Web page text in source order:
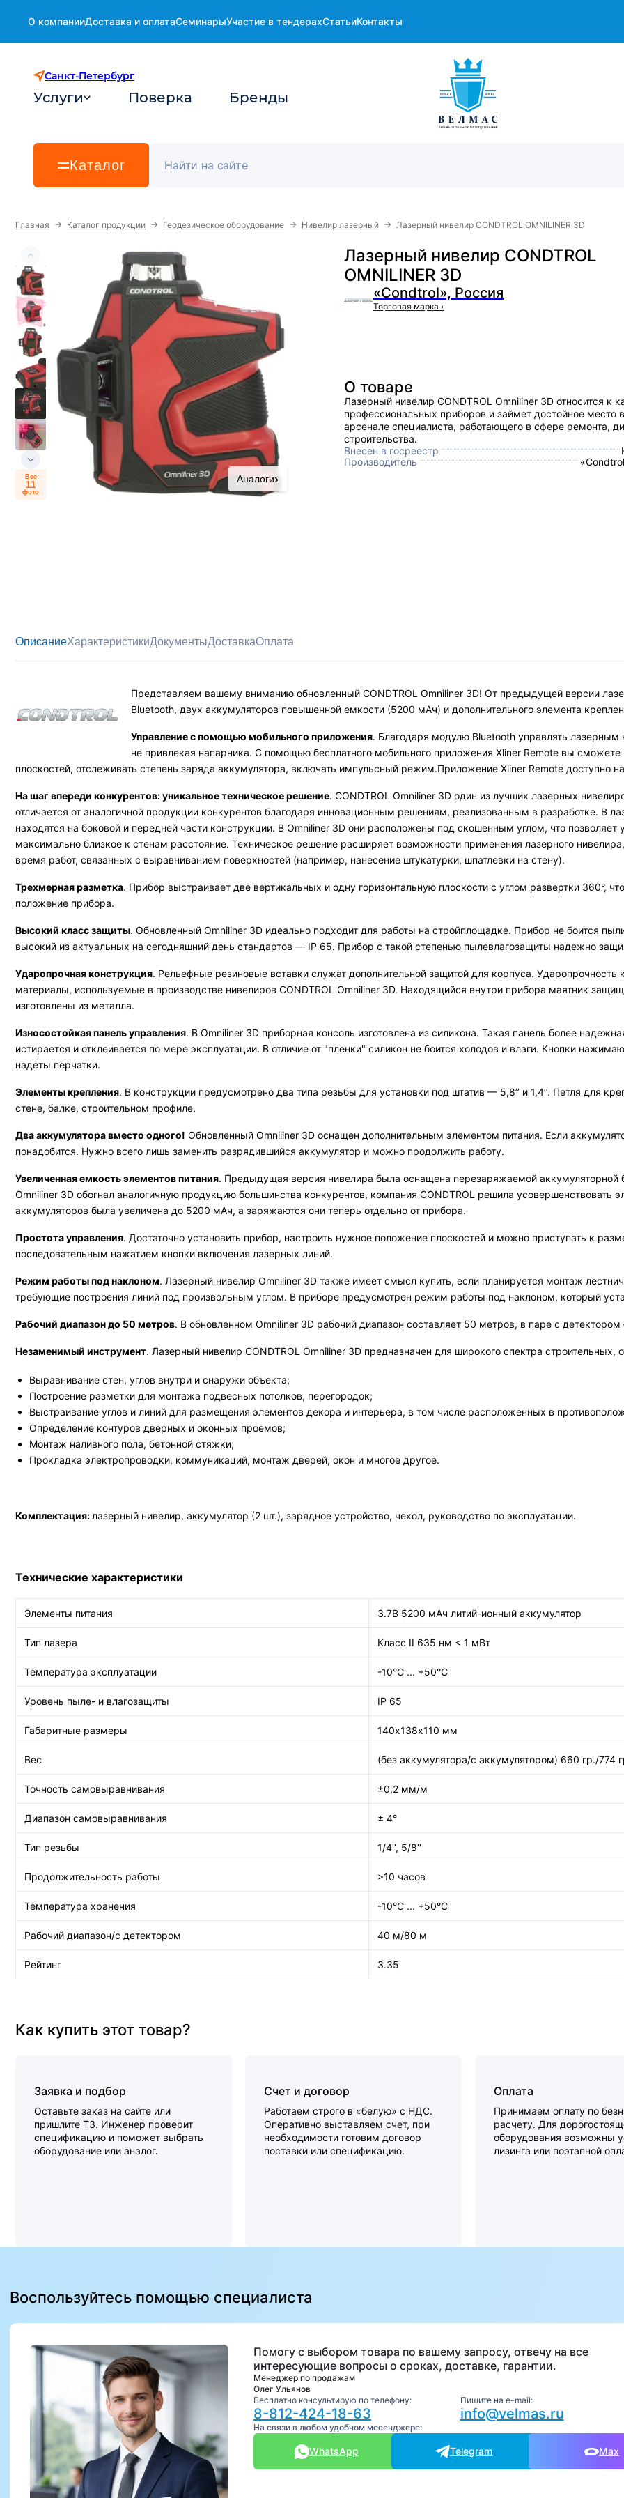
О компанииДоставка и оплатаСеминарыУчастие в тендерахСтатьиКонтакты
Санкт-Петербург
Услуги Поверка Бренды
Каталог
Главная → Каталог продукции → Геодезическое оборудование → Нивелир лазерный → Лазерный нивелир CONDTROL OMNILINER 3D
Лазерный нивелир CONDTROL
OMNILINER 3D
«Condtrol», Россия
Торговая марка ›
Все
11
фото
Аналоги›
О товаре
Лазерный нивелир CONDTROL Omniliner 3D относится к
профессиональных приборов и займет достойное место в
арсенале специалиста, работающего в сфере ремонта,
строительства.
Внесен в госреестр
Производитель
ОписаниеХарактеристикиДокументыДоставкаОплата
Представляем вашему вниманию обновленный CONDTROL Omniliner 3D! От предыдущей версии
Bluetooth, двух аккумуляторов повышенной емкости (5200 мАч) и дополнительного элемента
Управление с помощью мобильного приложения. Благодаря модулю Bluetooth управлять
не привлекая напарника. С помощью бесплатного мобильного приложения Xliner Remote вы
плоскостей, отслеживать степень заряда аккумулятора, включать импульсный режим.Приложение Xliner Remote доступно
На шаг впереди конкурентов: уникальное техническое решение. CONDTROL Omniliner 3D один из лучших лазерных
отличается от аналогичной продукции конкурентов благодаря инновационным решениям, реализованным в разработке. В
находятся на боковой и передней части конструкции. В Omniliner 3D они расположены под скошенным углом, что позволяет
максимально близкое к стенам расстояние. Техническое решение расширяет возможности применения лазерного
время работ, связанных с выравниванием поверхностей (например, нанесение штукатурки, шпатлевки на стену).
Трехмерная разметка. Прибор выстраивает две вертикальных и одну горизонтальную плоскости с углом развертки 360°,
положение прибора.
Высокий класс защиты. Обновленный Omniliner 3D идеально подходит для работы на стройплощадке. Прибор не боится
высокий из актуальных на сегодняшний день стандартов — IP 65. Прибор с такой степенью пылевлагозащиты надежно
Ударопрочная конструкция. Рельефные резиновые вставки служат дополнительной защитой для корпуса.
материалы, используемые в производстве нивелиров CONDTROL Omniliner 3D. Находящийся внутри прибора маятник
изготовлены из металла.
Износостойкая панель управления. В Omniliner 3D приборная консоль изготовлена из силикона. Такая панель более
истирается и отклеивается по мере эксплуатации. В отличие от "пленки" силикон не боится холодов и влаги. Кнопки
надеты перчатки.
Элементы крепления. В конструкции предусмотрено два типа резьбы для установки под штатив — 5,8’’ и 1,4’’. Петля для
стене, балке, строительном профиле.
Два аккумулятора вместо одного! Обновленный Omniliner 3D оснащен дополнительным элементом питания. Если
понадобится. Нужно всего лишь заменить разрядившийся аккумулятор и можно продолжить работу.
Увеличенная емкость элементов питания. Предыдущая версия нивелира была оснащена перезаряжаемой аккумуляторной
Omniliner 3D обогнал аналогичную продукцию большинства конкурентов, компания CONDTROL решила усовершенствовать
аккумуляторов была увеличена до 5200 мАч, а заряжаются они теперь отдельно от прибора.
Простота управления. Достаточно установить прибор, настроить нужное положение плоскостей и можно приступать к
последовательным нажатием кнопки включения лазерных линий.
Режим работы под наклоном. Лазерный нивелир Omniliner 3D также имеет смысл купить, если планируется монтаж
требующие построения линий под произвольным углом. В приборе предусмотрен режим работы под наклоном, который
Рабочий диапазон до 50 метров. В обновленном Omniliner 3D рабочий диапазон составляет 50 метров, в паре с
Незаменимый инструмент. Лазерный нивелир CONDTROL Omniliner 3D предназначен для широкого спектра строительных,
Выравнивание стен, углов внутри и снаружи объекта;
Построение разметки для монтажа подвесных потолков, перегородок;
Выстраивание углов и линий для размещения элементов декора и интерьера, в том числе расположенных в
Определение контуров дверных и оконных проемов;
Монтаж наливного пола, бетонной стяжки;
Прокладка электропроводки, коммуникаций, монтаж дверей, окон и многое другое.
Комплектация: лазерный нивелир, аккумулятор (2 шт.), зарядное устройство, чехол, руководство по эксплуатации.
Технические характеристики
Элементы питания 3.7В 5200 мАч литий-ионный аккумулятор
Тип лазера Класс II 635 нм < 1 мВт
Температура эксплуатации -10°C ... +50°C
Уровень пыле- и влагозащиты IP 65
Габаритные размеры 140х138х110 мм
Вес (без аккумулятора/с аккумулятором) 660 гр./774
Точность самовыравнивания ±0,2 мм/м
Диапазон самовыравнивания ± 4°
Тип резьбы 1/4’’, 5/8’’
Продолжительность работы >10 часов
Температура хранения -10°C ... +50°C
Рабочий диапазон/с детектором 40 м/80 м
Рейтинг 3.35
Как купить этот товар?
Заявка и подбор
Оставьте заказ на сайте или
пришлите ТЗ. Инженер проверит
спецификацию и поможет выбрать
оборудование или аналог.
Счет и договор
Работаем строго в «белую» с НДС.
Оперативно выставляем счет, при
необходимости готовим договор
поставки или спецификацию.
Оплата
Принимаем оплату по
расчету. Для
оборудования возможны
лизинга или поэтапной
Воспользуйтесь помощью специалиста
Помогу с выбором товара по вашему запросу, отвечу на все
интересующие вопросы о сроках, доставке, гарантии.
Менеджер по продажам
Олег Ульянов
Бесплатно консультирую по телефону:
8-812-424-18-63
Пишите на e-mail:
info@velmas.ru
На связи в любом удобном месенджере:
WhatsApp Telegram Max